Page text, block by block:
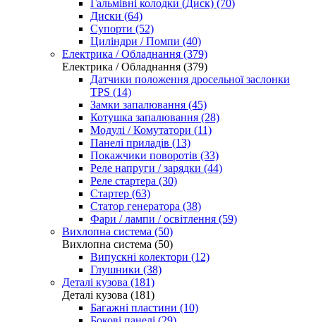
Гальмівні колодки (Диск) (70)
Диски (64)
Супорти (52)
Циліндри / Помпи (40)
Електрика / Обладнання (379)
Електрика / Обладнання (379)
Датчики положення дросельної заслонки
TPS (14)
Замки запалювання (45)
Котушка запалювання (28)
Модулі / Комутатори (11)
Панелі приладів (13)
Покажчики поворотів (33)
Реле напруги / зарядки (44)
Реле стартера (30)
Стартер (63)
Статор генератора (38)
Фари / лампи / освітлення (59)
Вихлопна система (50)
Вихлопна система (50)
Випускні колектори (12)
Глушники (38)
Деталі кузова (181)
Деталі кузова (181)
Багажні пластини (10)